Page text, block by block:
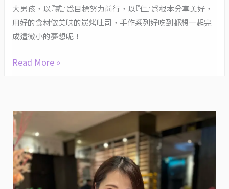
大男孩，以『貳』為目標努力前行，以『仁』為根本分享美好，
用好的食材做美味的炭烤吐司，手作系列好吃到都想一起完
成這微小的夢想呢！
仁
炭
烤
司
洲
早
午
餐・
在
Read More »